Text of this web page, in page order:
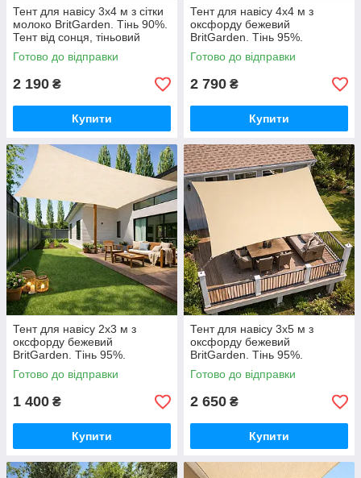
Тент для навісу 3х4 м з сітки
молоко BritGarden. Тінь 90%.
Тент від сонця, тіньовий
навіс, тент сонцезахисний
GoodPlace
Готово до відправки
2 190 ₴
Купити
Тент для навісу 4х4 м з
оксфорду бежевий
BritGarden. Тінь 95%.
Водонепроникний тент від
дощу та сонця GoodPlace
Готово до відправки
2 790 ₴
Купити
Тент для навісу 2х3 м з
оксфорду бежевий
BritGarden. Тінь 95%.
Водонепроникний тент від
дощу та сонця GoodPlace
Готово до відправки
1 400 ₴
Купити
Тент для навісу 3х5 м з
оксфорду бежевий
BritGarden. Тінь 95%.
Водонепроникний тент від
дощу та сонця GoodPlace
Готово до відправки
2 650 ₴
Купити